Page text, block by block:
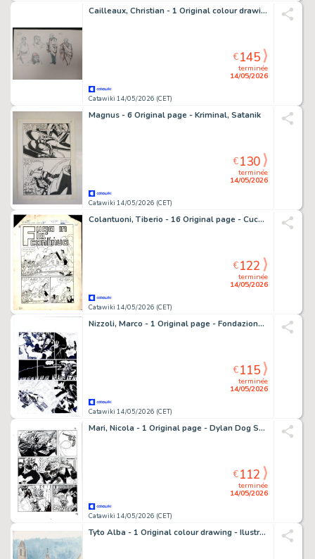
Cailleaux, Christian - 1 Original colour drawing - Blake & Mortimer - Le Rayon U T2 - La flèche ardente - 2023
Catawiki 14/05/2026 (CET)
terminée
14/05/2026
€145
Magnus - 6 Original page - Kriminal, Satanik
Catawiki 14/05/2026 (CET)
terminée
14/05/2026
€130
Colantuoni, Tiberio - 16 Original page - Cucciolo #1 - "Fuga in la...continua" - 1963
Catawiki 14/05/2026 (CET)
terminée
14/05/2026
€122
Nizzoli, Marco - 1 Original page - Fondazione Babele
Catawiki 14/05/2026 (CET)
terminée
14/05/2026
€115
Mari, Nicola - 1 Original page - Dylan Dog Speciale #23 - "L'angelo caduto" - 2009
Catawiki 14/05/2026 (CET)
terminée
14/05/2026
€112
Tyto Alba - 1 Original colour drawing - Ilustracion para el diario El País - Lo que Roma esconde (Manuel Vilas) - 2021